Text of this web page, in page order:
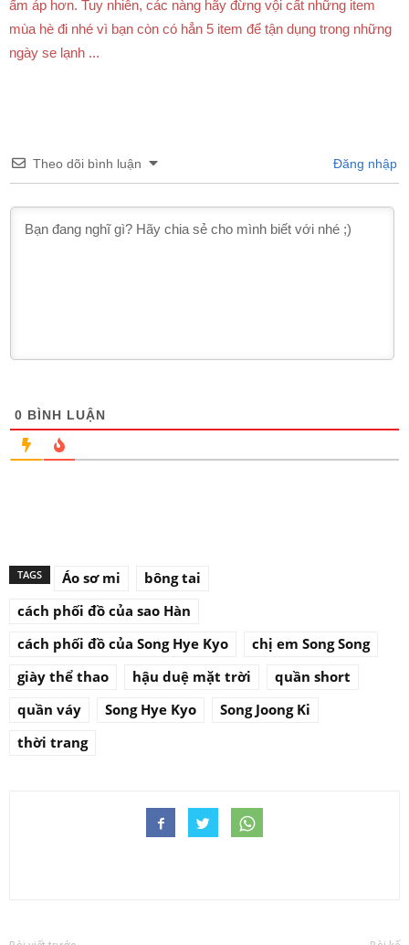
ấm áp hơn. Tuy nhiên, các nàng hãy đừng vội cất những item
mùa hè đi nhé vì bạn còn có hẳn 5 item để tận dụng trong những
ngày se lạnh ...
Theo dõi bình luận Đăng nhập
0 BÌNH LUẬN
TAGS Áo sơ mi
bông tai
cách phối đồ của sao Hàn
cách phối đồ của Song Hye Kyo
chị em Song Song
giày thể thao
hậu duệ mặt trời
quần short
quần váy
Song Hye Kyo
Song Joong Ki
thời trang